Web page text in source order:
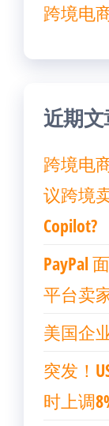
跨境电
近期
跨境电
议跨境
Copilot?
PayPal
平台卖
美国企
突发！
时上调